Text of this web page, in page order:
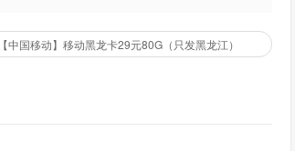
中国移动】移动黑龙卡29元80G（只发黑龙江）